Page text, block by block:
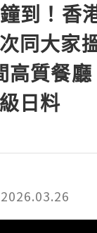
到！香
同大家
高質餐
日料